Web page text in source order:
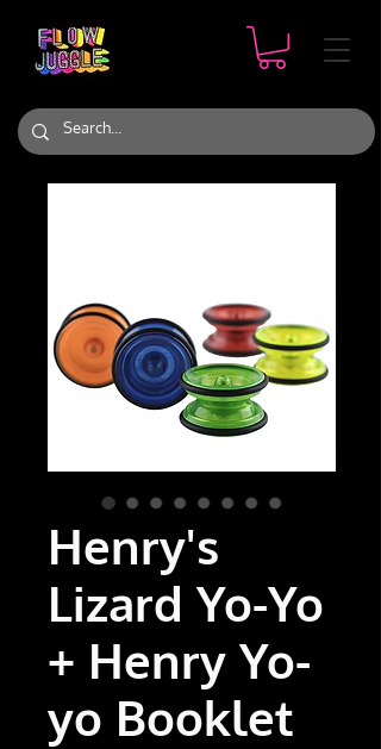
Henry's
Lizard Yo-Yo
+ Henry Yo-
yo Booklet